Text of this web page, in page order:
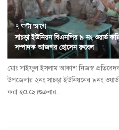
৭ ঘন্টা আগে
সাচড়া ইউনিয়ন বিএনপির ৯ নং ওয়ার্ড
সম্পাদক আজগর হোসেন রুবেল
মোঃ সাইফুল ইসলাম আকাশ নিজস্ব
উপজেলার ২নং সাচড়া ইউনিয়নের ৯নং
করা হয়েছে।শুক্রবার...